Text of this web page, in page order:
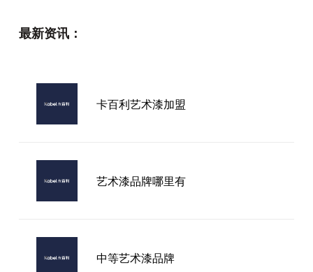
最新资讯：
卡百利艺术漆加盟
艺术漆品牌哪里有
中等艺术漆品牌